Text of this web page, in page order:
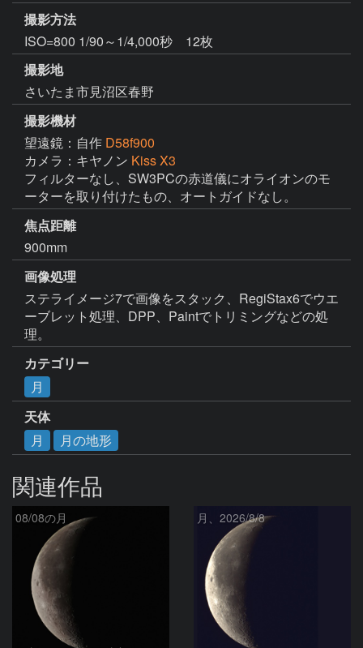
撮影方法
ISO=800 1/90～1/4,000秒 12枚
撮影地
さいたま市見沼区春野
撮影機材
望遠鏡：自作 D58f900
カメラ：キヤノン Kiss X3
フィルターなし、SW3PCの赤道儀にオライオンのモ
ーターを取り付けたもの、オートガイドなし。
焦点距離
900mm
画像処理
ステライメージ7で画像をスタック、RegiStax6でウエ
ーブレット処理、DPP、Paintでトリミングなどの処
理。
カテゴリー
月
天体
月
月の地形
関連作品
08/08の月 月、2026/8/8